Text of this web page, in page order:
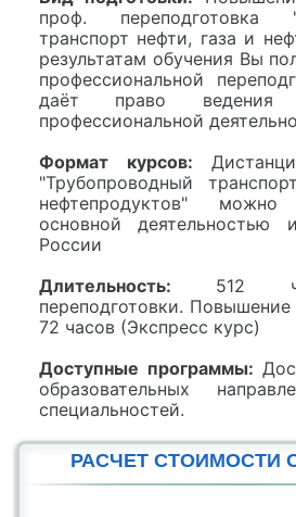
проф. переподготовка
транспорт нефти, газа и
результатам обучения Вы
профессиональной
даёт право ведения
профессиональной
Формат курсов:
"Трубопроводный
нефтепродуктов"
основной деятельностью
России
Длительность: 512
переподготовки.
72 часов (Экспресс курс)
Доступные программы:
образовательных
специальностей.
РАСЧЕТ СТОИМОСТИ